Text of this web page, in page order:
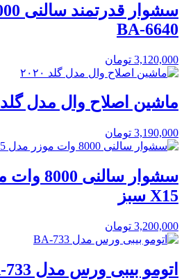
BA-6640
3,120,000 تومان
ماشین اصلاح وال مدل گلد ۲۰۲۰
3,190,000 تومان
X15 سبز
3,200,000 تومان
اتومو بیبی ورس مدل BA-733